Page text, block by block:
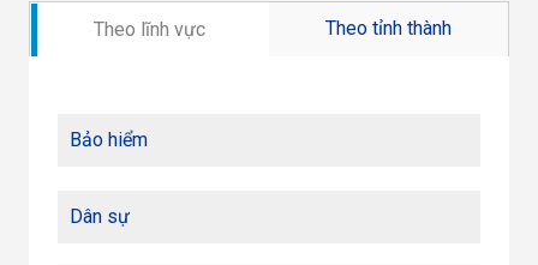
Theo lĩnh vực Theo tỉnh thành
Bảo hiểm
Dân sự